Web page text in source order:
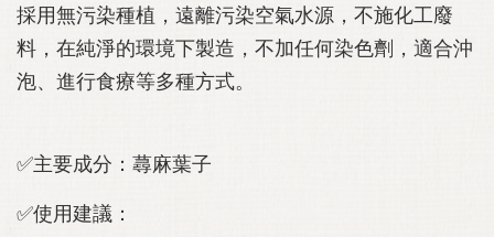
採用無污染種植，遠離污染空氣水源，不施化工廢
料，在純淨的環境下製造，不加任何染色劑，適合沖
泡、進行食療等多種方式。
✅主要成分：蕁麻葉子
✅使用建議：